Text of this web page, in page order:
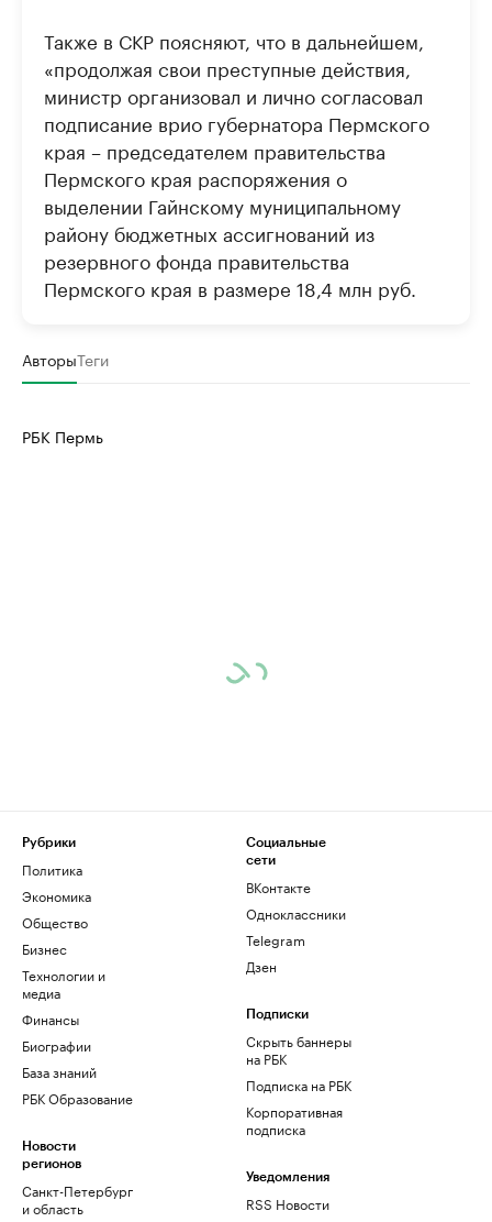
Также в СКР поясняют, что в дальнейшем,
«продолжая свои преступные действия,
министр организовал и лично согласовал
подписание врио губернатора Пермского
края – председателем правительства
Пермского края распоряжения о
выделении Гайнскому муниципальному
району бюджетных ассигнований из
резервного фонда правительства
Пермского края в размере 18,4 млн руб.
АвторыТеги
РБК Пермь
Рубрики
Политика
Экономика
Общество
Бизнес
Технологии и
медиа
Финансы
Биографии
База знаний
РБК Образование
Новости
регионов
Санкт-Петербург
и область
Социальные
сети
ВКонтакте
Одноклассники
Telegram
Дзен
Подписки
Скрыть баннеры
на РБК
Подписка на РБК
Корпоративная
подписка
Уведомления
RSS Новости